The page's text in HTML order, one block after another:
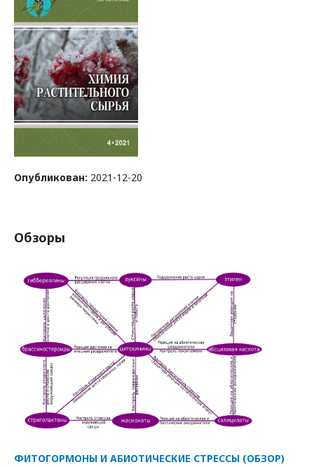
Опубликован: 2021-12-20
Обзоры
ФИТОГОРМОНЫ И АБИОТИЧЕСКИЕ СТРЕССЫ (ОБЗОР)